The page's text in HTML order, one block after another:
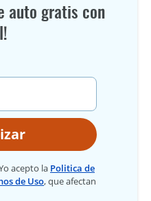
auto gratis con
acepto la Politica de
de Uso, que afectan